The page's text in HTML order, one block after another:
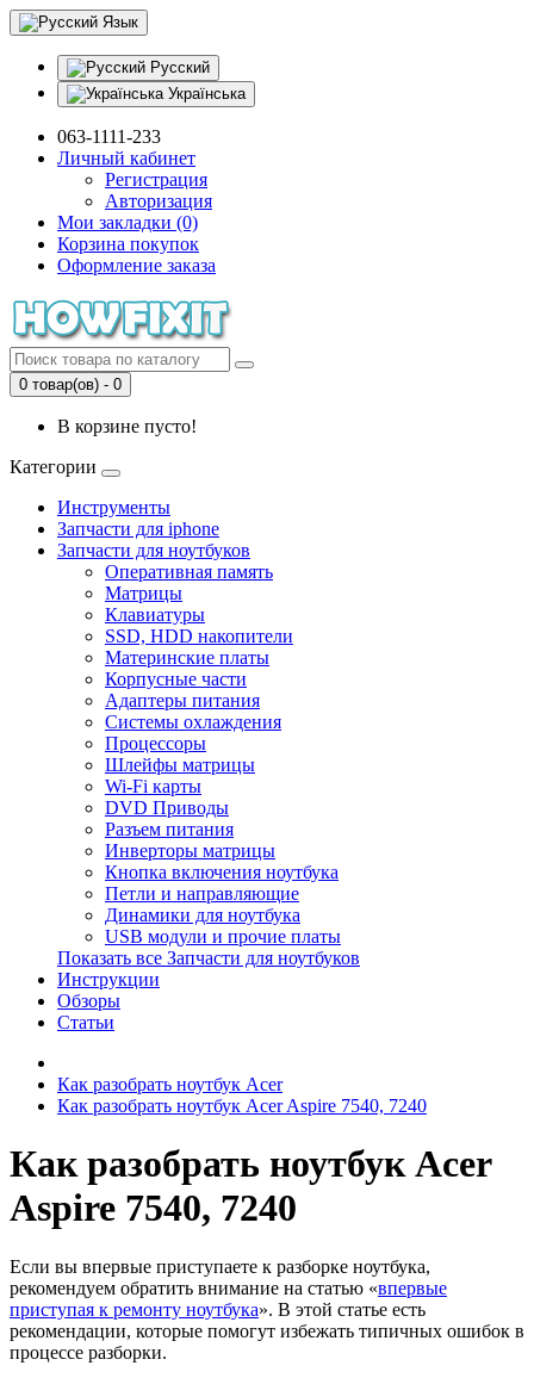
Язык
Русский
Українська
063-1111-233
Личный кабинет
Регистрация
Авторизация
Мои закладки (0)
Корзина покупок
Оформление заказа
0 товар(ов) - 0
В корзине пусто!
Категории
Инструменты
Запчасти для iphone
Запчасти для ноутбуков
Оперативная память
Матрицы
Клавиатуры
SSD, HDD накопители
Материнские платы
Корпусные части
Адаптеры питания
Системы охлаждения
Процессоры
Шлейфы матрицы
Wi-Fi карты
DVD Приводы
Разъем питания
Инверторы матрицы
Кнопка включения ноутбука
Петли и направляющие
Динамики для ноутбука
USB модули и прочие платы
Показать все Запчасти для ноутбуков
Инструкции
Обзоры
Статьи
Как разобрать ноутбук Acer
Как разобрать ноутбук Acer Aspire 7540, 7240
Как разобрать ноутбук Acer
Aspire 7540, 7240
Если вы впервые приступаете к разборке ноутбука,
рекомендуем обратить внимание на статью «впервые
приступая к ремонту ноутбука». В этой статье есть
рекомендации, которые помогут избежать типичных ошибок в
процессе разборки.